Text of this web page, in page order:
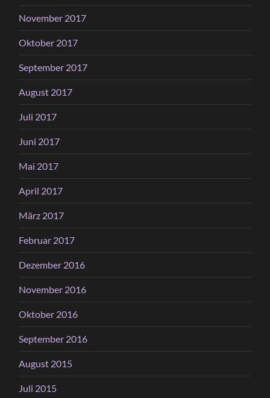
November 2017
Oktober 2017
September 2017
August 2017
Juli 2017
Juni 2017
Mai 2017
April 2017
März 2017
Februar 2017
Dezember 2016
November 2016
Oktober 2016
September 2016
August 2015
Juli 2015